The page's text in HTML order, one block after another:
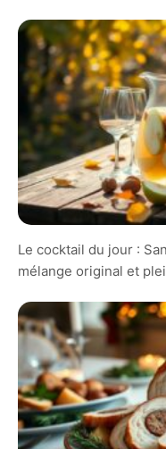
Le cocktail du jour :
mélange original et